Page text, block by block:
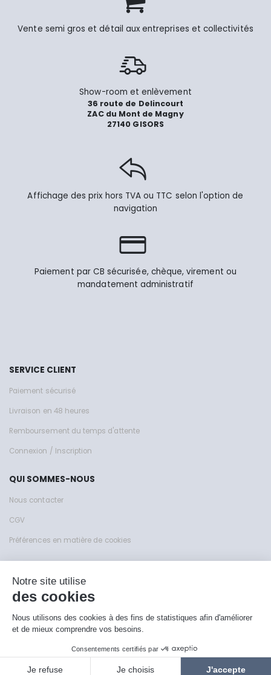
Vente semi gros et détail aux entreprises et collectivités
Show-room et enlèvement
36 route de Delincourt
ZAC du Mont de Magny
27140 GISORS
Affichage des prix hors TVA ou TTC selon l'option de
navigation
Paiement par CB sécurisée, chèque, virement ou
mandatement administratif
SERVICE CLIENT
Paiement sécurisé
Livraison en 48 heures
Remboursement du temps d'attente
Connexion / Inscription
QUI SOMMES-NOUS
Nous contacter
CGV
Préférences en matière de cookies